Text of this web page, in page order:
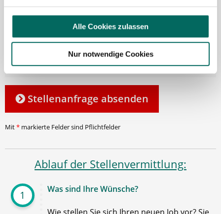
Alle Cookies zulassen
Nur notwendige Cookies
damit passende und relevante
Informationen für mich bereitgestellt
werden können. Im Übrigen habe ich die
Datenschutzerklärunggelesen und bin mit
ihr einverstanden.
Stellenanfrage absenden
Mit* markierte Felder sind Pflichtfelder
Ablauf der Stellenvermittlung:
1 Was sind Ihre Wünsche?